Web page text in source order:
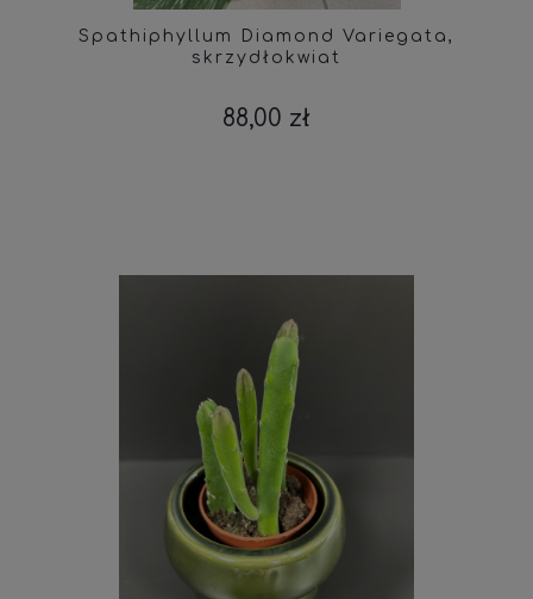
Spathiphyllum Diamond Variegata,
skrzydłokwiat
88,00 zł